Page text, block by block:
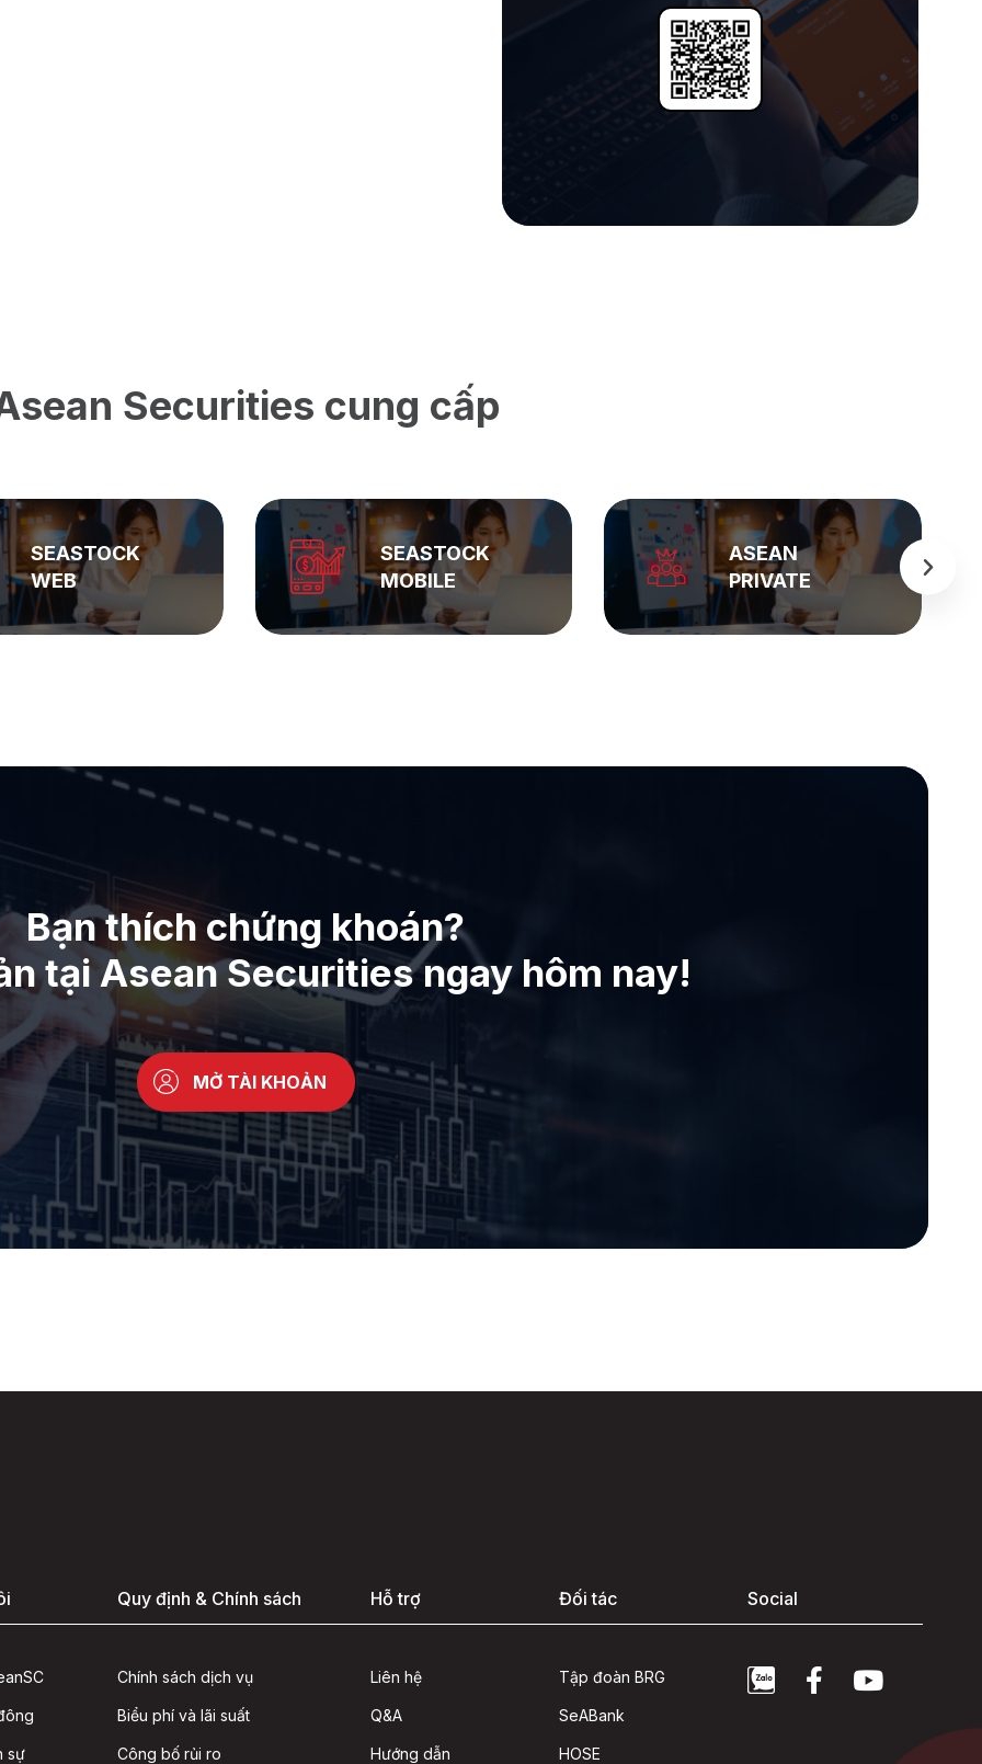
Securities cung cấp
SEASTOCK
MOBILE
ASEAN
PRIVATE
BẢNG GIÁ
Bạn thích chứng khoán?
tại Asean Securities ngay hôm nay!
MỞ TÀI KHOẢN
sự
Quy định & Chính sách
Chính sách dịch vụ
Biểu phí và lãi suất
Công bố rủi ro
Hỗ trợ
Liên hệ
Q&A
Hướng dẫn
Đối tác
Tập đoàn BRG
SeABank
HOSE
Social